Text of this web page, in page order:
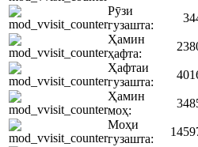
Рӯзи
гузашта:
Ҳамин
ҳафта:
Ҳафтаи
гузашта:
Ҳамин
моҳ:
Моҳи
гузашта: